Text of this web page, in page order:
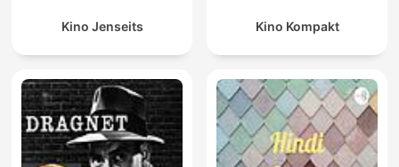
Kino Jenseits Kino Kompakt